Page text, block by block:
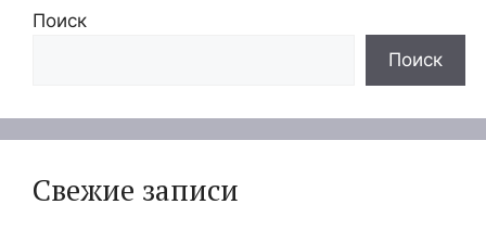
Поиск
Поиск
Свежие записи